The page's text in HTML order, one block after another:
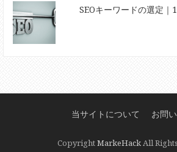
SEOキーワードの選定｜
当サイトについて お問
CopyrightMarkeHackAll